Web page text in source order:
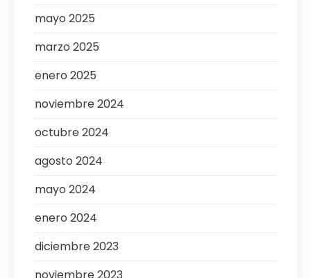
mayo 2025
marzo 2025
enero 2025
noviembre 2024
octubre 2024
agosto 2024
mayo 2024
enero 2024
diciembre 2023